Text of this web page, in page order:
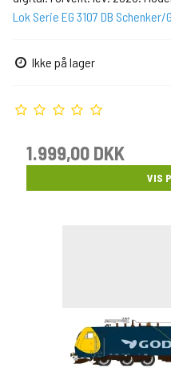
Lok Serie EG 3107 DB
Ikke på lager
1.999,00 DKK
VIS